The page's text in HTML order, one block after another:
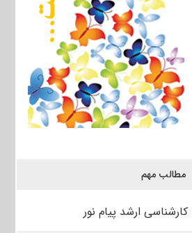
مطالب مهم
کارشناسی ارشد پیام نور